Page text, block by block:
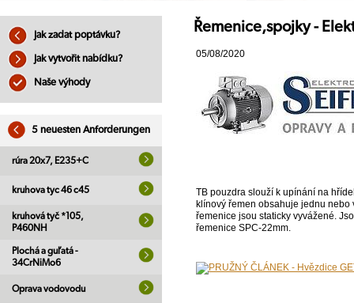
Jak zadat poptávku?
Jak vytvořit nabídku?
Naše výhody
5 neuesten Anforderungen
rúra 20x7, E235+C
kruhova tyc 46 c45
kruhová tyč *105,
P460NH
Plochá a guľatá -
34CrNiMo6
Oprava vodovodu
Řemenice,spojky -
05/08/2020
TB pouzdra slouží k upínání na
klínový řemen obsahuje jednu
řemenice jsou staticky vyvážené.
řemenice SPC-22mm.